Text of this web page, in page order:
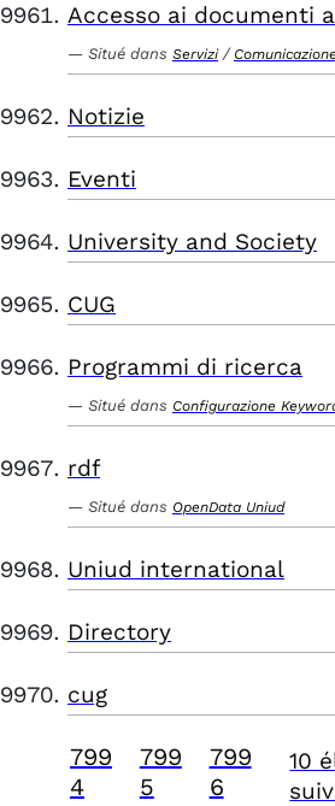
Accesso ai documenti
Situé dans Servizi /
Notizie
Eventi
University and Society
CUG
Programmi di ricerca
Situé dans Configurazione
rdf
Situé dans OpenData Uniud
Uniud international
Directory
cug
799
4
799
5
799
6
10